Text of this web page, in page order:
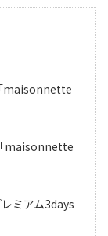
maisonnette
maisonnette
ミアム3days